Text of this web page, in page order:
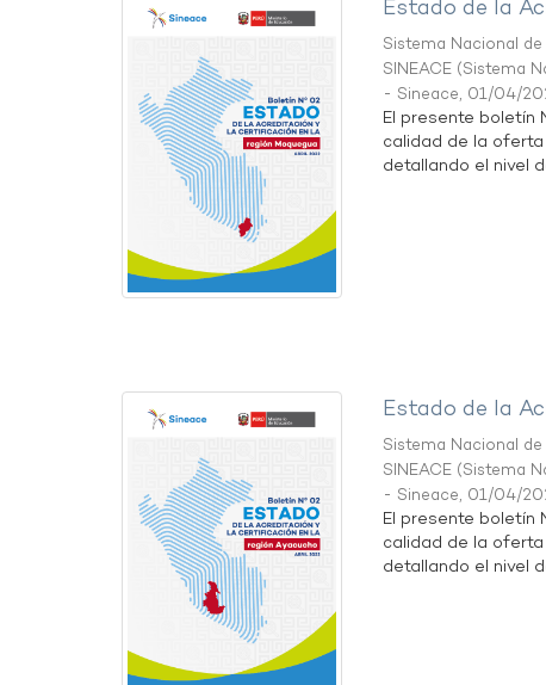
Estado de la
Sistema Nacional
SINEACE (Sistema
- Sineace, 01/04/
El presente boletín
calidad de la oferta
detallando el nivel
Estado de la
Sistema Nacional
SINEACE (Sistema
- Sineace, 01/04/
El presente boletín
calidad de la oferta
detallando el nivel